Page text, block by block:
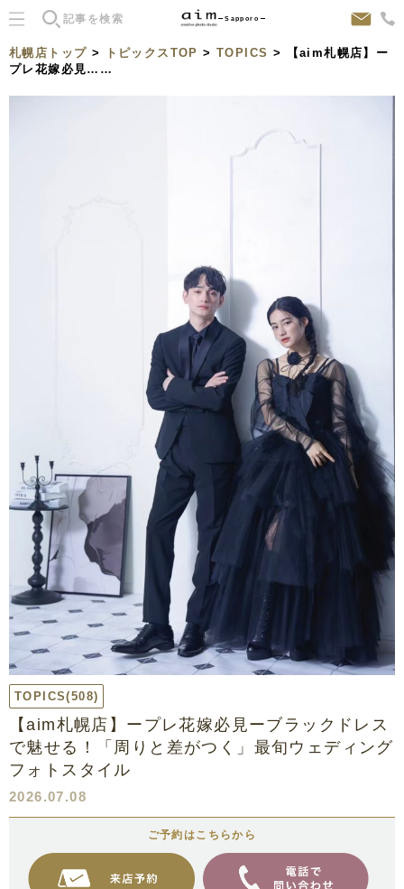
Sapporo
札幌店トップ > トピックスTOP >TOPICS > 【aim札幌店】ー
プレ花嫁必見……
TOPICS(508)
【aim札幌店】ープレ花嫁必見ーブラックドレス
で魅せる！「周りと差がつく」最旬ウェディング
フォトスタイル
2026.07.08
ご予約はこちらから